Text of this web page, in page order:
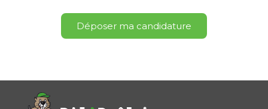
Déposer ma candidature